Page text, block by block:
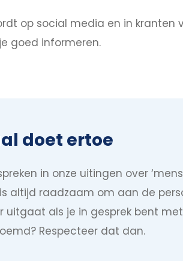
op social media en in
goed informeren.
doet ertoe
in onze uitingen over
altijd raadzaam om aan de
uitgaat als je in gesprek bent
Respecteer dat dan.